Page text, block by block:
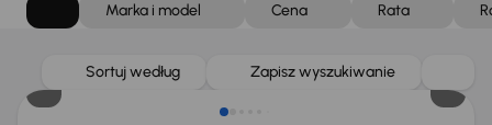
Marka i model Cena Rata
Sortuj według Zapisz wyszukiwanie